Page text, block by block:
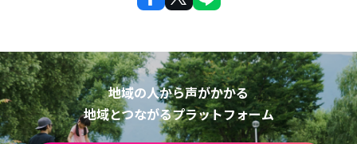
地域の人から声がかかる
地域とつながるプラットフォーム